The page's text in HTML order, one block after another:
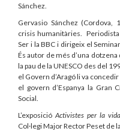
Sánchez.
Gervasio Sánchez
crisis humanitàries. Periodista
Ser i la BBC i dirigeix el
És autor de més d’una
la pau de la UNESCO des del
el Govern d’Aragó li va
el govern d’Espanya la
Social.
L’exposició Activistes per la vida
Col·legi Major Rector Peset de